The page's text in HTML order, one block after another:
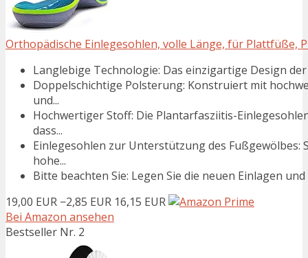
Orthopädische Einlegesohlen, volle Länge, für Plattfüße,
Langlebige Technologie: Das einzigartige Design
Doppelschichtige Polsterung: Konstruiert mit
und...
Hochwertiger Stoff: Die Plantarfasziitis-
dass...
Einlegesohlen zur Unterstützung des Fußgewölbes:
hohe...
Bitte beachten Sie: Legen Sie die neuen Einlagen
19,00 EUR −2,85 EUR 16,15 EUR
Bei Amazon ansehen
Bestseller Nr. 2